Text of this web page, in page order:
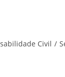
Civil /